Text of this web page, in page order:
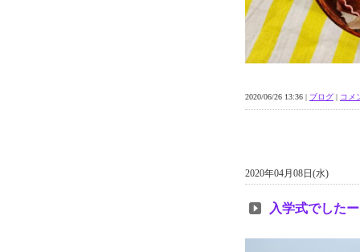
2020/06/26 13:36 | ブログ | コメ
2020年04月08日(水)
入学式でした